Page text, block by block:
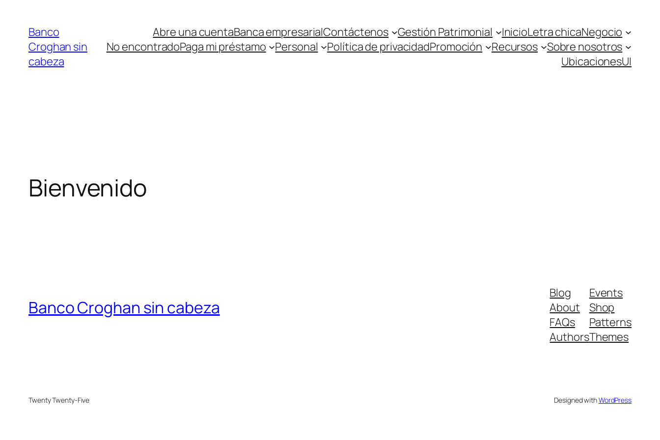
contenido
Banco
Croghan sin
cabeza
Abre una cuentaBanca empresarialContáctenos Gestión Patrimonial InicioLetra chicaNegocio
No encontradoPaga mi préstamo Personal Política de privacidadPromoción Recursos
Sobre nosotros
UbicacionesUI
Bienvenido
Banco Croghan sin cabeza
Blog
About
FAQs
Authors
Events
Shop
Patterns
Themes
Twenty Twenty-Five Designed withWordPress